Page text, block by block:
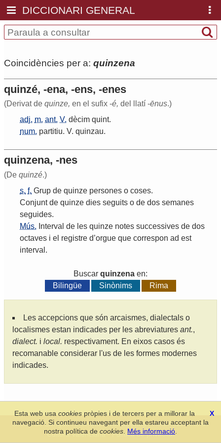
DICCIONARI GENERAL
Coincidències per a: quinzena
quinzé, -ena, -ens, -enes
(Derivat de quinze, en el sufix -é, del llatí -ēnus.)
adj. m. ant. V. dècim quint.
num. partitiu. V. quinzau.
quinzena, -nes
(De quinzé.)
s. f. Grup de quinze persones o coses.
Conjunt de quinze dies seguits o de dos semanes
seguides.
Mús. Interval de les quinze notes successives de dos
octaves i el registre d’orgue que correspon ad est
interval .
Buscar quinzena en:
Bilingüe
Sinònims Rima
Les accepcions que són arcaismes, dialectals o
localismes estan indicades per les abreviatures ant.,
dialect. i local. respectivament. En eixos casos és
recomanable considerar l'us de les formes modernes
indicades.
Secció de Llengua i Lliteratura Valencianes-Real Acadèmia de
Cultura Valenciana-Política de privacitat
X
Esta web usacookies pròpies i de tercers per a millorar la
navegació. Si continueu navegant per ella estareu acceptant la
nostra política de cookies Més informació